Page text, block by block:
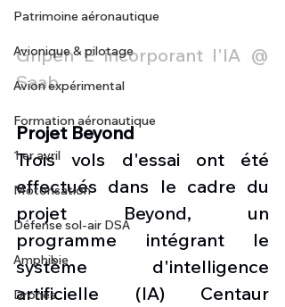
Patrimoine aéronautique
Avionique & pilotage
Avion expérimental
Formation aéronautique
1 er avril
Motorisation
Défense sol-air DSA
Amphibie
Drones
Gripen E incorporant l'IA @
Saab
Projet Beyond
Trois vols d'essai ont été
effectués dans le cadre du
projet Beyond, un
programme intégrant le
système d'intelligence
artificielle (IA) Centaur